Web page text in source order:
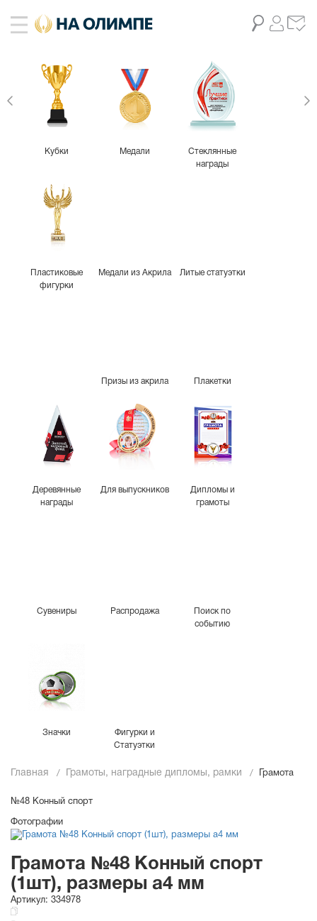
Кубки Медали
Стеклянные
награды
Пластиковые
фигурки
Медали из Акрила Литые статуэтки
Призы из акрила Плакетки
Деревянные
награды
Для выпускников
Дипломы и
грамоты
Сувениры Распродажа
Поиск по
событию
Значки
Фигурки и
Статуэтки
Главная Грамоты, наградные дипломы, рамки Грамота
№48 Конный спорт
Фотографии
Грамота №48 Конный спорт
(1шт), размеры a4 мм
Артикул: 334978